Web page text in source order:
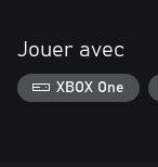
Jouer avec
XBOX One